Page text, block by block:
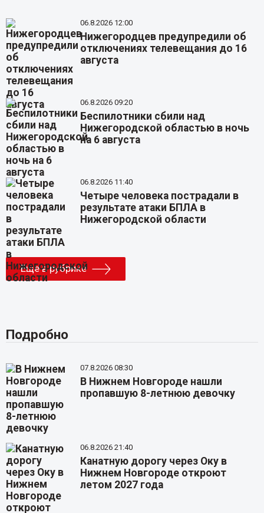
06.8.2026 12:00
Нижегородцев предупредили об
отключениях телевещания до 16
августа
06.8.2026 09:20
Беспилотники сбили над
Нижегородской областью в ночь
на 6 августа
06.8.2026 11:40
Четыре человека пострадали в
результате атаки БПЛА в
Нижегородской области
Еще в рубрике
Подробно
07.8.2026 08:30
В Нижнем Новгороде нашли
пропавшую 8-летнюю девочку
06.8.2026 21:40
Канатную дорогу через Оку в
Нижнем Новгороде откроют
летом 2027 года